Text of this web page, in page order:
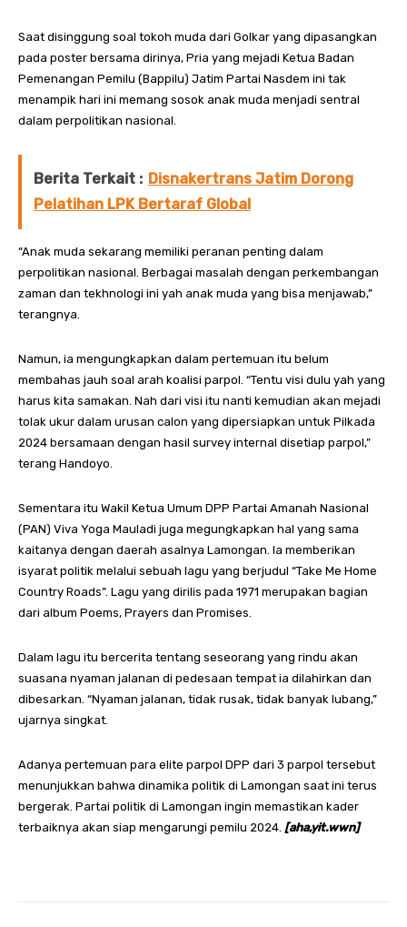
Saat disinggung soal tokoh muda dari Golkar yang dipasangkan
pada poster bersama dirinya, Pria yang mejadi Ketua Badan
Pemenangan Pemilu (Bappilu) Jatim Partai Nasdem ini tak
menampik hari ini memang sosok anak muda menjadi sentral
dalam perpolitikan nasional.
Berita Terkait : Disnakertrans Jatim Dorong
Pelatihan LPK Bertaraf Global
“Anak muda sekarang memiliki peranan penting dalam
perpolitikan nasional. Berbagai masalah dengan perkembangan
zaman dan tekhnologi ini yah anak muda yang bisa menjawab,”
terangnya.
Namun, ia mengungkapkan dalam pertemuan itu belum
membahas jauh soal arah koalisi parpol. “Tentu visi dulu yah yang
harus kita samakan. Nah dari visi itu nanti kemudian akan mejadi
tolak ukur dalam urusan calon yang dipersiapkan untuk Pilkada
2024 bersamaan dengan hasil survey internal disetiap parpol,”
terang Handoyo.
Sementara itu Wakil Ketua Umum DPP Partai Amanah Nasional
(PAN) Viva Yoga Mauladi juga megungkapkan hal yang sama
kaitanya dengan daerah asalnya Lamongan. Ia memberikan
isyarat politik melalui sebuah lagu yang berjudul “Take Me Home
Country Roads”. Lagu yang dirilis pada 1971 merupakan bagian
dari album Poems, Prayers dan Promises.
Dalam lagu itu bercerita tentang seseorang yang rindu akan
suasana nyaman jalanan di pedesaan tempat ia dilahirkan dan
dibesarkan. “Nyaman jalanan, tidak rusak, tidak banyak lubang,”
ujarnya singkat.
Adanya pertemuan para elite parpol DPP dari 3 parpol tersebut
menunjukkan bahwa dinamika politik di Lamongan saat ini terus
bergerak. Partai politik di Lamongan ingin memastikan kader
terbaiknya akan siap mengarungi pemilu 2024. [aha,yit.wwn]